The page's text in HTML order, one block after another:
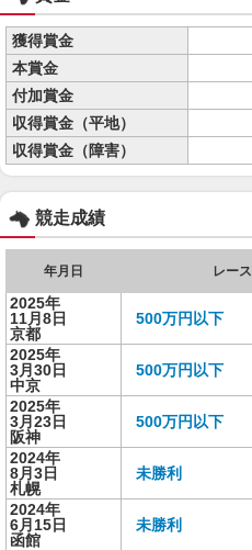
獲得賞金
本賞金
付加賞金
収得賞金（平地）
収得賞金（障害）
競走成績
年月日 レース
2025年
11月8日
京都
500万円以下
2025年
3月30日
中京
500万円以下
2025年
3月23日
阪神
500万円以下
2024年
8月3日
札幌
未勝利
2024年
6月15日
函館
未勝利